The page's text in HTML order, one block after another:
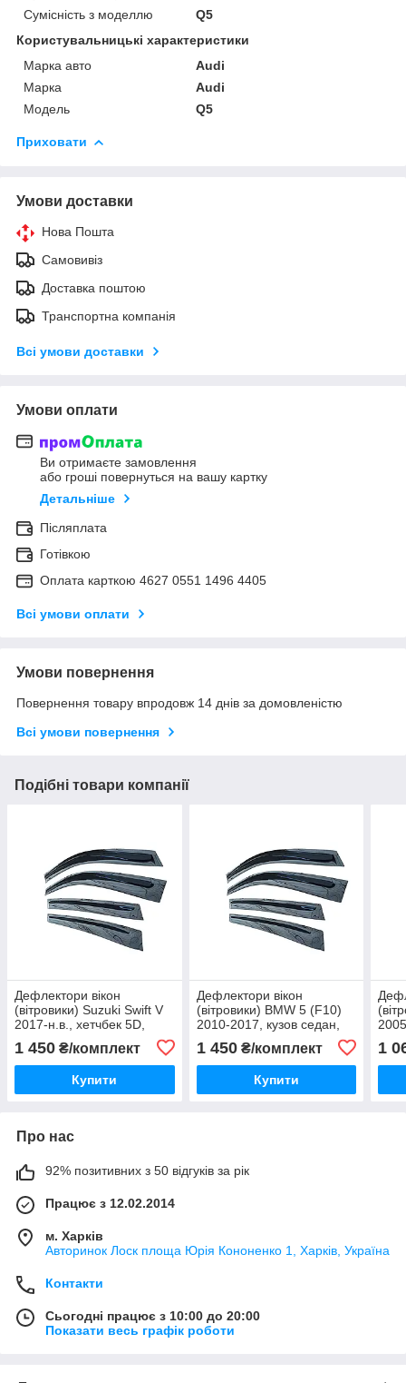
Сумісність з моделлю
Q5
Користувальницькі характеристики
Марка авто
Audi
Марка
Audi
Модель
Q5
Приховати
Умови доставки
Нова Пошта
Самовивіз
Доставка поштою
Транспортна компанія
Всі умови доставки
Умови оплати
Ви отримаєте замовлення
або гроші повернуться на вашу картку
Детальніше
Післяплата
Готівкою
Оплата карткою 4627 0551 1496 4405
Всі умови оплати
Умови повернення
Повернення товару впродовж 14 днів за домовленістю
Всі умови повернення
Подібні товари компанії
Дефлектори вікон
(вітровики) Suzuki Swift V
2017-н.в., хетчбек 5D,
комплект 4 шт., "VL-STAR"
1 450 ₴/комплект
Купити
Дефлектори вікон
(вітровики) BMW 5 (F10)
2010-2017, кузов седан,
комплект 4 шт., "VL-STAR"
1 450₴/комплект
Купити
1
Про нас
92% позитивних з 50 відгуків за рік
Працює з 12.02.2014
м. Харків
Авторинок Лоск площа Юрія Кононенко 1, Харків, Україна
Контакти
Сьогодні працює з 10:00 до 20:00
Показати весь графік роботи